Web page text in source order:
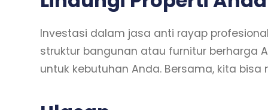
Investasi dalam jasa anti rayap
struktur bangunan atau furnitur berharga
untuk kebutuhan Anda. Bersama, kita